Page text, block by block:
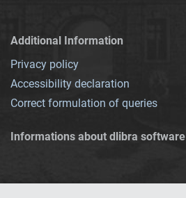
Additional Information
Privacy policy
Accessibility declaration
Correct formulation of queries
Informations about dlibra software